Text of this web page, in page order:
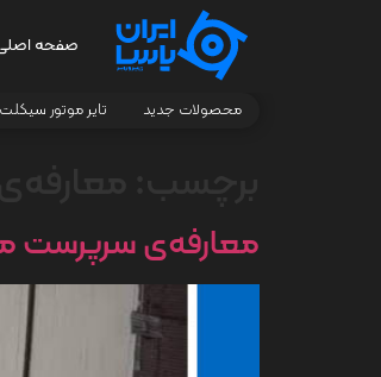
صفحه
محصولات جدید تایر موتور سیکلت
معارفه‌ی سرپرست